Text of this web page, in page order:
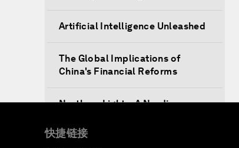
Artificial Intelligence Unleashed
The Global Implications of
China's Financial Reforms
Northern Lights: A Nordic
Inclusive Growth
快捷链接